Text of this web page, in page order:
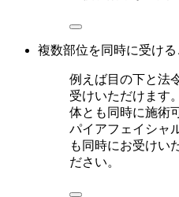
複数部位を同時に受け
例えば目の下と法
受けいただけます
体とも同時に施術
パイアフェイシャ
も同時にお受けい
ださい。